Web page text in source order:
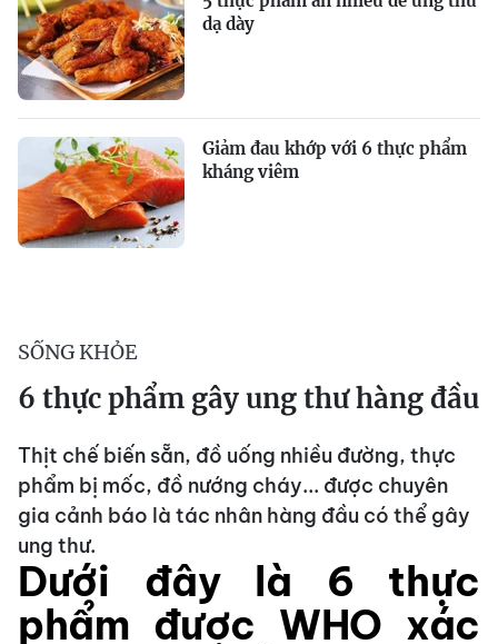
dạ dày
Giảm đau khớp với 6 thực phẩm
kháng viêm
SỐNG KHỎE
6 thực phẩm gây ung thư hàng đầu
Thịt chế biến sẵn, đồ uống nhiều đường, thực
phẩm bị mốc, đồ nướng cháy... được chuyên
gia cảnh báo là tác nhân hàng đầu có thể gây
ung thư.
Dưới đây là 6 thực
phẩm được WHO xác